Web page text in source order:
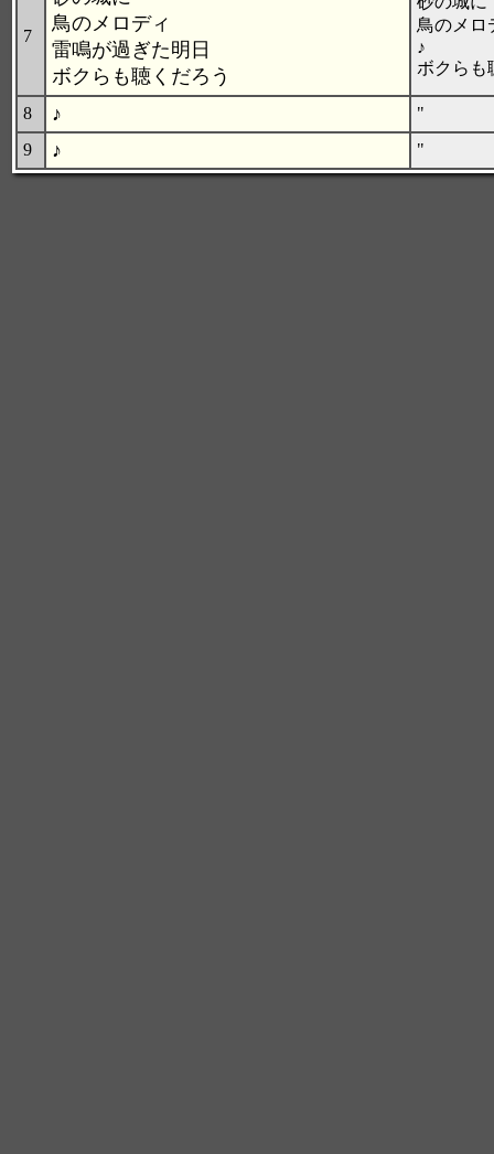
7
鳥のメロディ
雷鳴が過ぎた明日
ボクらも聴くだろう
鳥のメロ
♪
ボクらも
8 ♪
"
9
♪ "